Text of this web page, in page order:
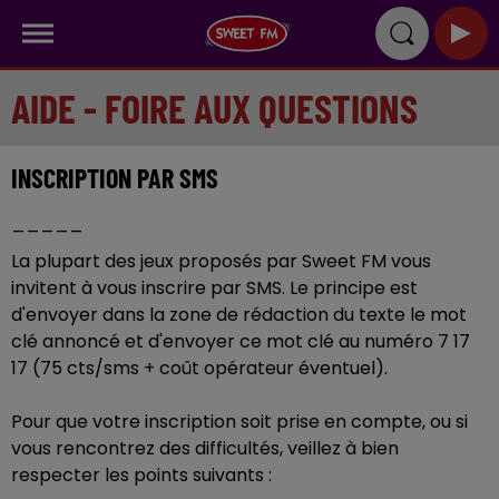
AIDE - FOIRE AUX QUESTIONS
INSCRIPTION PAR SMS
La plupart des jeux proposés par Sweet FM vous
invitent à vous inscrire par SMS. Le principe est
d'envoyer dans la zone de rédaction du texte le mot
clé annoncé et d'envoyer ce mot clé au numéro 7 17
17 (75 cts/sms + coût opérateur éventuel).
Pour que votre inscription soit prise en compte, ou si
vous rencontrez des difficultés, veillez à bien
respecter les points suivants :